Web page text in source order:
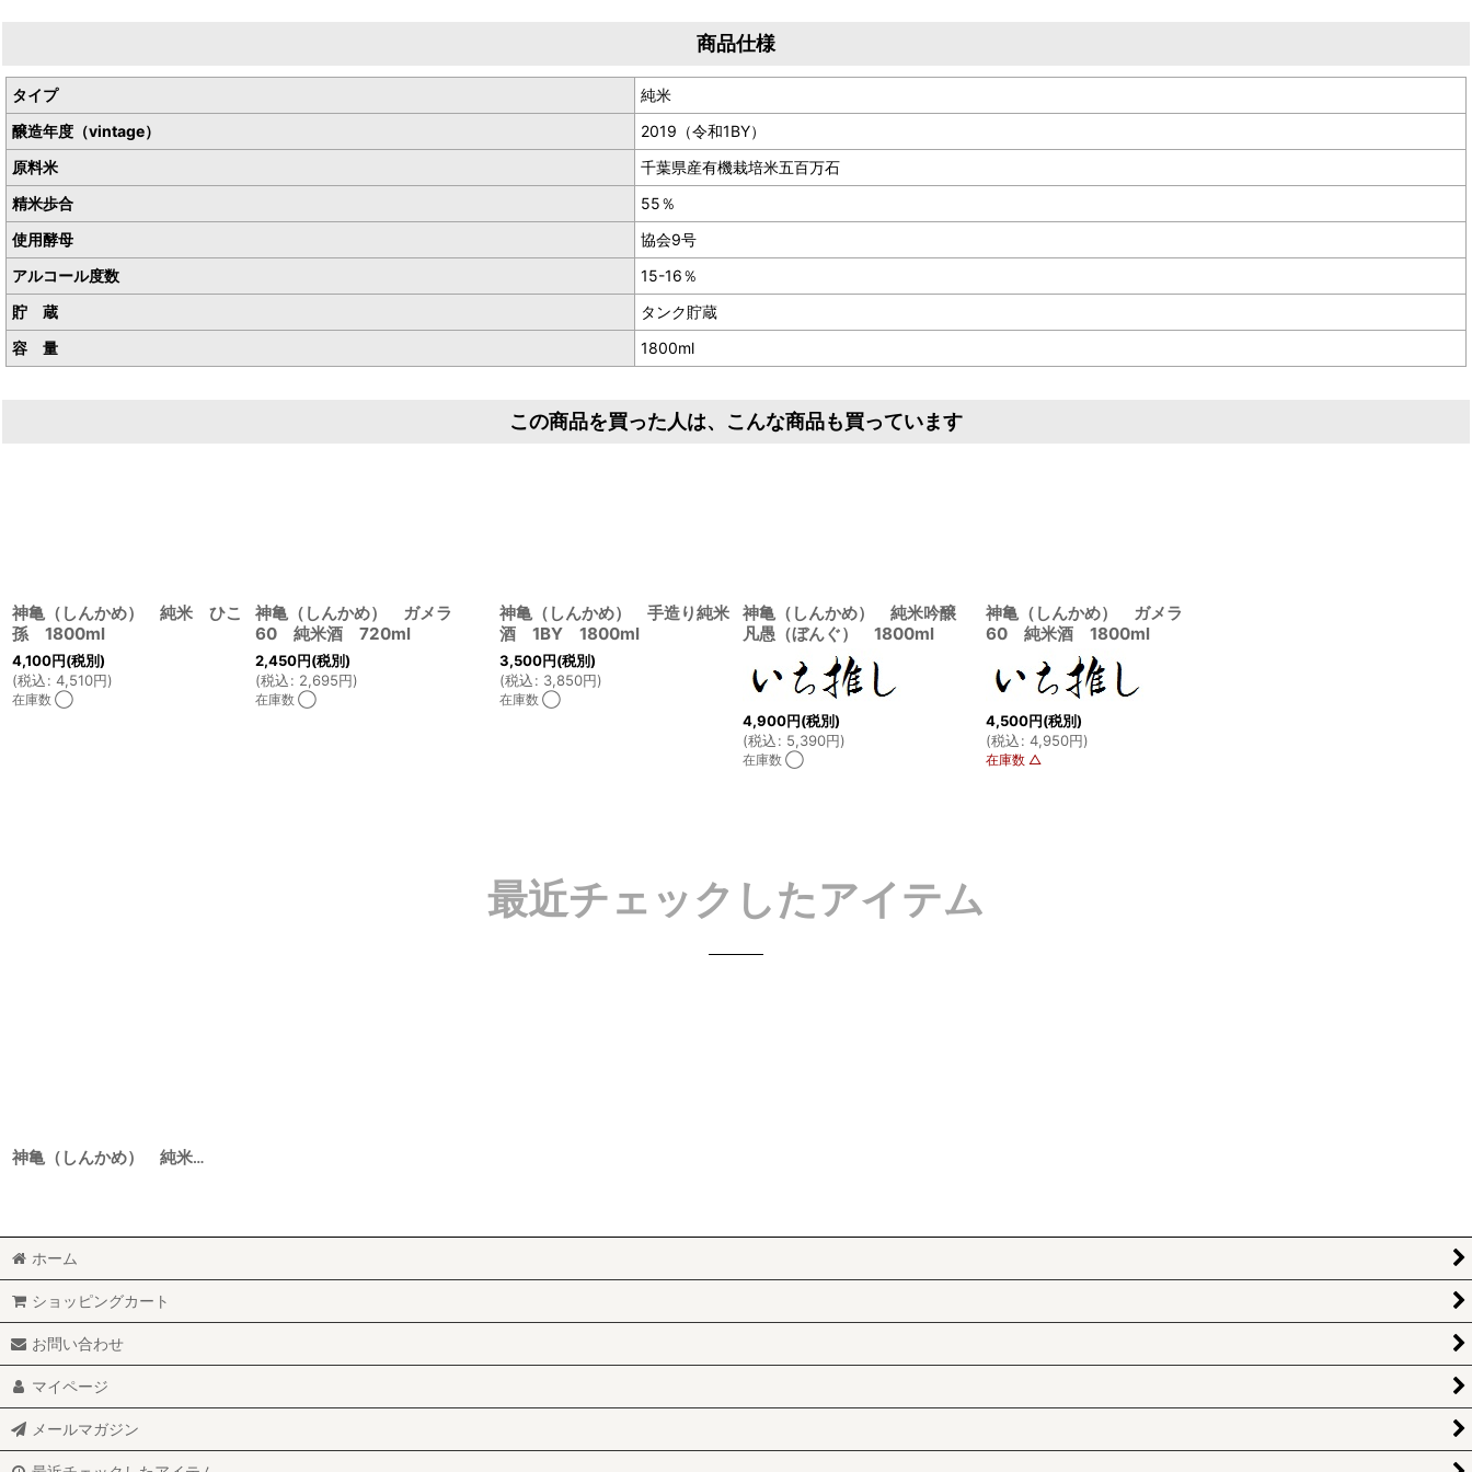
商品仕様
タイプ
純米
醸造年度（vintage）
2019（令和1BY）
原料米
千葉県産有機栽培米五百万石
精米歩合
55％
使用酵母
協会9号
アルコール度数
15-16％
貯 蔵
タンク貯蔵
容 量
1800ml
この商品を買った人は、こんな商品も買っています
神亀（しんかめ） 純米 ひこ
孫 1800ml
4,100円(税別)
(税込: 4,510円)
在庫数 ◯
神亀（しんかめ） ガメラ
60 純米酒 720ml
2,450円(税別)
(税込: 2,695円)
在庫数 ◯
神亀（しんかめ） 手造り純米
酒 1BY 1800ml
3,500円(税別)
(税込: 3,850円)
在庫数 ◯
神亀（しんかめ） 純米吟醸
凡愚（ぼんぐ） 1800ml
4,900円(税別)
(税込: 5,390円)
在庫数 ◯
神亀（しんかめ） ガメラ
60 純米酒 1800ml
4,500円(税別)
(税込: 4,950円)
在庫数 △
最近チェックしたアイテム
神亀（しんかめ） 純米 真穂人（まほと） 1BY 1800ml
ホーム
ショッピングカート
お問い合わせ
マイページ
メールマガジン